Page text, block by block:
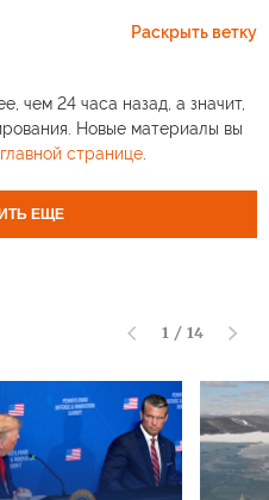
Раскрыть ветку
чем 24 часа назад, а значит,
Новые материалы вы
главной странице.
ЕЩЕ
1 / 14